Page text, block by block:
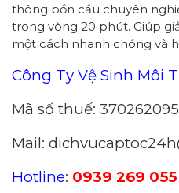
thông bồn cầu chuyên
trong vòng 20 phút. Giúp
một cách nhanh chóng và
Công Ty Vệ Sinh Môi
Mã số thuế:
Mail:
Hotline: 0939 269 055